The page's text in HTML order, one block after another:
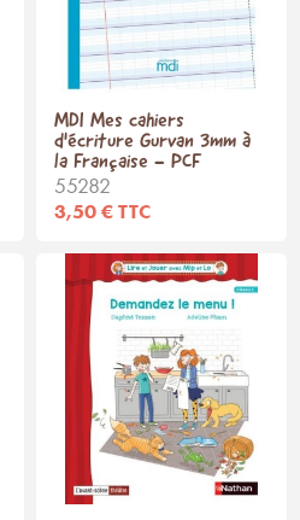
MDI Mes cahiers
d'écriture Gurvan 3mm à
la Française - PCF
55282
3,50 € TTC